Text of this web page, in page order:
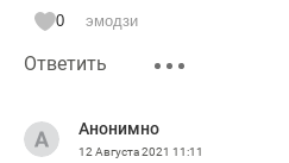
налогоплательщиков на полет
подходит. Знает ли спикер,что
обращайте внимание на этих
это всё,как Шойгу сказал враги
0 эмодзи
Ответить
Анонимно
12 Августа 2021 11:11